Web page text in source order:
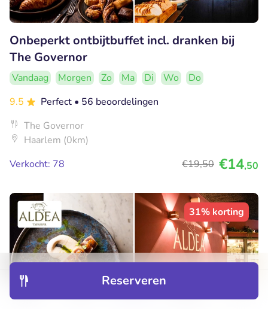
Reserveren
Onbeperkt ontbijtbuffet incl. dranken bij
The Governor
Vandaag Morgen Zo Ma Di Wo
Do
9.5
Perfect • 56 beoordelingen
The Governor
Haarlem (0km)
Verkocht: 78
€19,50 €14,50
31% korting